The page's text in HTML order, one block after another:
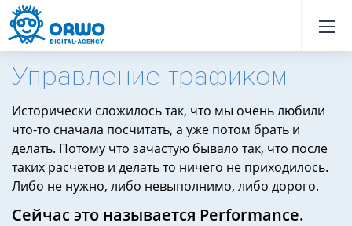
Управление трафиком
Исторически сложилось так, что мы очень любили
что-то сначала посчитать, а уже потом брать и
делать. Потому что зачастую бывало так, что после
таких расчетов и делать то ничего не приходилось.
Либо не нужно, либо невыполнимо, либо дорого.
Сейчас это называется Performance.
Назад
Назад
Назад
Назад
Назад
Назад
Назад
Назад
Назад
Назад
Назад
Назад
Назад
Назад
Назад
Назад
Назад
Назад
Назад
Назад